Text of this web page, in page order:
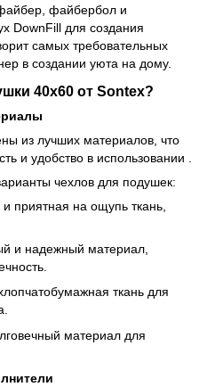
файбербол и
DownFill для создания
самых требовательных
в создании уюта на дому.
40х60 от Sontex?
из лучших материалов, что
и удобство в использовании .
чехлов для подушек:
приятная на ощупь ткань,
и надежный материал,
ткань для
материал для